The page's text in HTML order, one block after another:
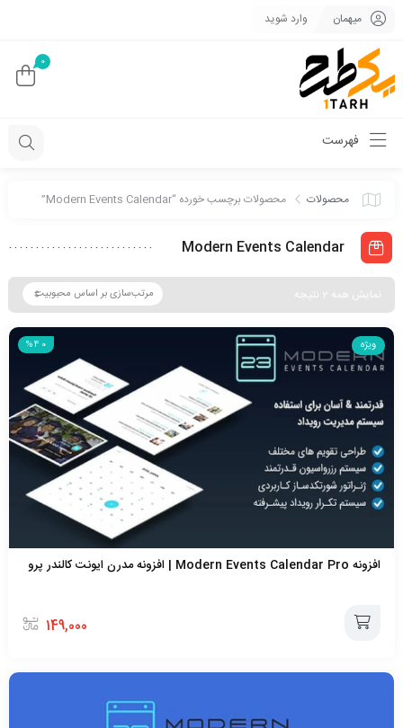
میهمان وارد شوید
0
فهرست
محصولات محصولات برچسب خورده “Modern Events Calendar”
Modern Events Calendar
نمایش همه 2 نتیجه
%40 ویژه
افزونه Modern Events Calendar Pro | افزونه مدرن ایونت کالندر پرو
149,000